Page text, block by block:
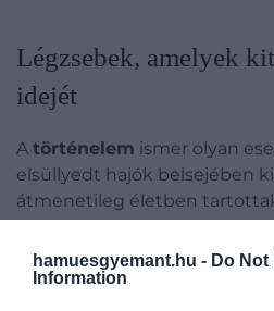
hamuesgyemant.hu - Do
Information
Légzsebek, amelyek
idejét
A történelem ismer olyan
elsüllyedt hajók belsejében
átmenetileg életben
legismertebb modern példa
Nigéria partjainál, ahol egy
két napot élt túl egy